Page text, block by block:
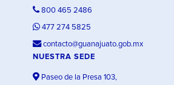
800 465 2486
477 274 5825
contacto@guanajuato.gob.mx
NUESTRA SEDE
Paseo de la Presa 103,